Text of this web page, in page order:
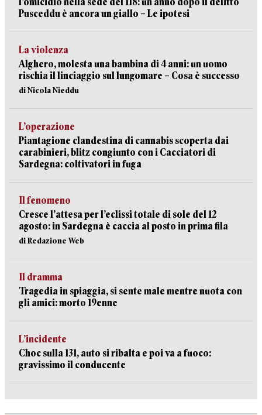
Pusceddu è ancora un giallo – Le ipotesi
La violenza
Alghero, molesta una bambina di 4 anni: un uomo
rischia il linciaggio sul lungomare – Cosa è successo
di Nicola Nieddu
L’operazione
Piantagione clandestina di cannabis scoperta dai
carabinieri, blitz congiunto con i Cacciatori di
Sardegna: coltivatori in fuga
Il fenomeno
Cresce l’attesa per l’eclissi totale di sole del 12
agosto: in Sardegna è caccia al posto in prima fila
di Redazione Web
Il dramma
Tragedia in spiaggia, si sente male mentre nuota con
gli amici: morto 19enne
L’incidente
Choc sulla 131, auto si ribalta e poi va a fuoco:
gravissimo il conducente